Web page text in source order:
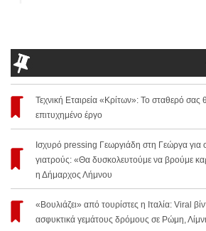
Τεχνική Εταιρεία «Κρίτων»: Το σταθερό σας
επιτυχημένο έργο
Ισχυρό pressing Γεωργιάδη στη Γεώργα για
γιατρούς: «Θα δυσκολευτούμε να βρούμε
η Δήμαρχος Λήμνου
«Βουλιάζει» από τουρίστες η Ιταλία: Viral
ασφυκτικά γεμάτους δρόμους σε Ρώμη,